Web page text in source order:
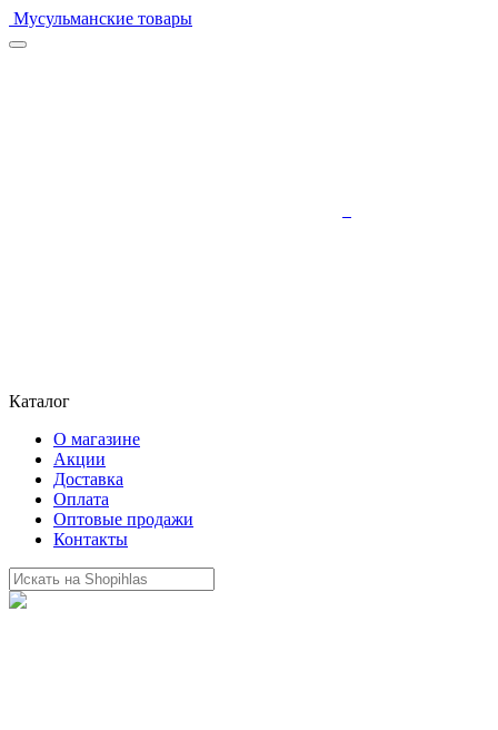
Мусульманские товары
Каталог
О магазине
Акции
Доставка
Оплата
Оптовые продажи
Контакты